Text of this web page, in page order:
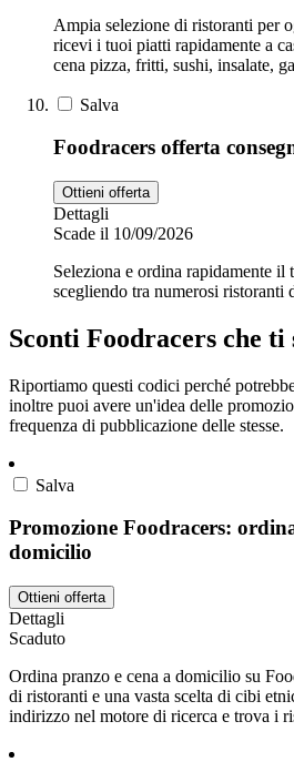
Ampia selezione di ristoranti per
ricevi i tuoi piatti rapidamente a
cena pizza, fritti, sushi, insalate,
Salva
Foodracers offerta
Ottieni offerta
Dettagli
Scade il 10/09/2026
Seleziona e ordina rapidamente il
scegliendo tra numerosi ristoranti
Sconti Foodracers che ti
Riportiamo questi codici perché
inoltre puoi avere un'idea delle
frequenza di pubblicazione delle stesse.
Salva
Promozione Foodracers:
domicilio
Ottieni offerta
Dettagli
Scaduto
Ordina pranzo e cena a domicilio su
di ristoranti e una vasta scelta di cibi
indirizzo nel motore di ricerca e trova i